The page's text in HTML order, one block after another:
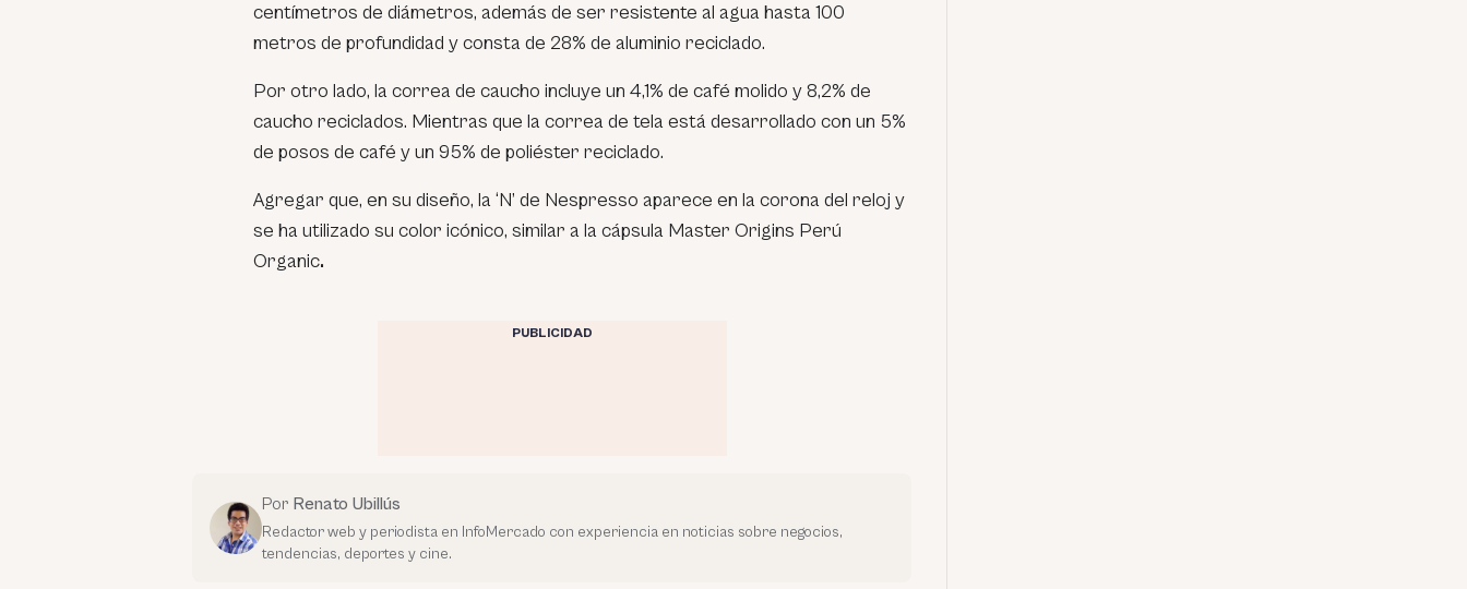
centímetros de diámetros, además de ser resistente al agua hasta 100
metros de profundidad y consta de 28% de aluminio reciclado.
Por otro lado, la correa de caucho incluye un 4,1% de café molido y 8,2% de
caucho reciclados. Mientras que la correa de tela está desarrollado con un 5%
de posos de café y un 95% de poliéster reciclado.
Agregar que, en su diseño, la ‘N’ de Nespresso aparece en la corona del reloj y
se ha utilizado su color icónico, similar a la cápsula Master Origins Perú
Organic.
PUBLICIDAD
Por Renato Ubillús
Redactor web y periodista en InfoMercado con experiencia en noticias sobre negocios,
tendencias, deportes y cine.